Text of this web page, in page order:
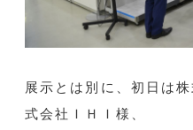
展示とは別に、初日は
式会社ＩＨＩ様、